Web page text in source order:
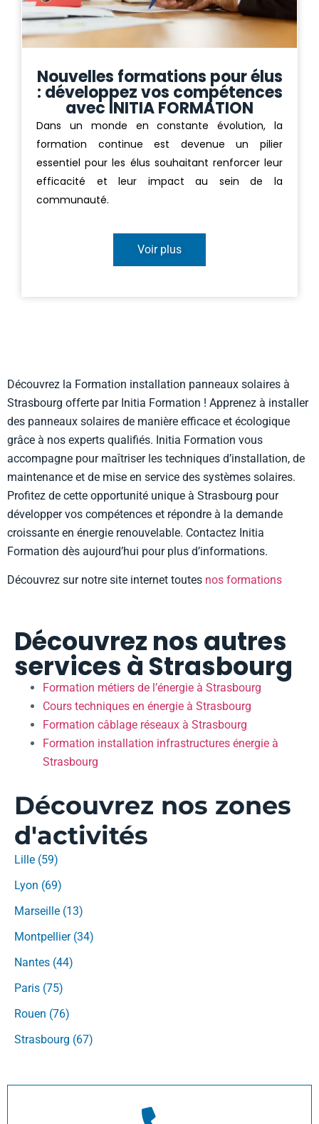
Nouvelles formations pour élus
: développez vos compétences
avec INITIA FORMATION
Dans un monde en constante évolution, la
formation continue est devenue un pilier
essentiel pour les élus souhaitant renforcer leur
efficacité et leur impact au sein de la
communauté.
Voir plus
Découvrez la Formation installation panneaux solaires à
Strasbourg offerte par Initia Formation ! Apprenez à installer
des panneaux solaires de manière efficace et écologique
grâce à nos experts qualifiés. Initia Formation vous
accompagne pour maîtriser les techniques d’installation, de
maintenance et de mise en service des systèmes solaires.
Profitez de cette opportunité unique à Strasbourg pour
développer vos compétences et répondre à la demande
croissante en énergie renouvelable. Contactez Initia
Formation dès aujourd’hui pour plus d’informations.
Découvrez sur notre site internet toutes nos formations
Découvrez nos autres
services à Strasbourg
Formation métiers de l’énergie à Strasbourg
Cours techniques en énergie à Strasbourg
Formation câblage réseaux à Strasbourg
Formation installation infrastructures énergie à
Strasbourg
Découvrez nos zones
d'activités
Lille (59)
Lyon (69)
Marseille (13)
Montpellier (34)
Nantes (44)
Paris (75)
Rouen (76)
Strasbourg (67)